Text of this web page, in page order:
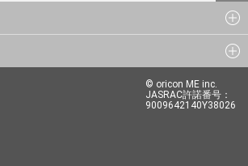
© oricon ME inc.
JASRAC許諾番号：
9009642140Y38026